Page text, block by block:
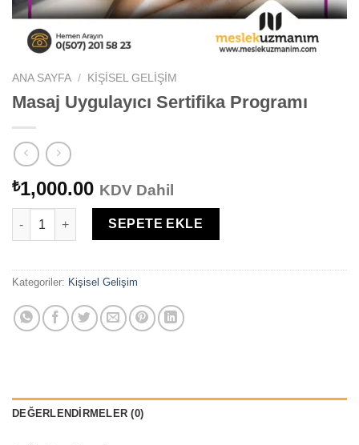
ANA SAYFA / KIŞISEL GELIŞIM
Masaj Uygulayıcı Sertifika Programı
₺1,000.00 KDV Dahil
Masaj Uygulayıcı Sertifika Programı adet
SEPETE EKLE
Kategoriler: Kişisel Gelişim
DEĞERLENDIRMELER (0)